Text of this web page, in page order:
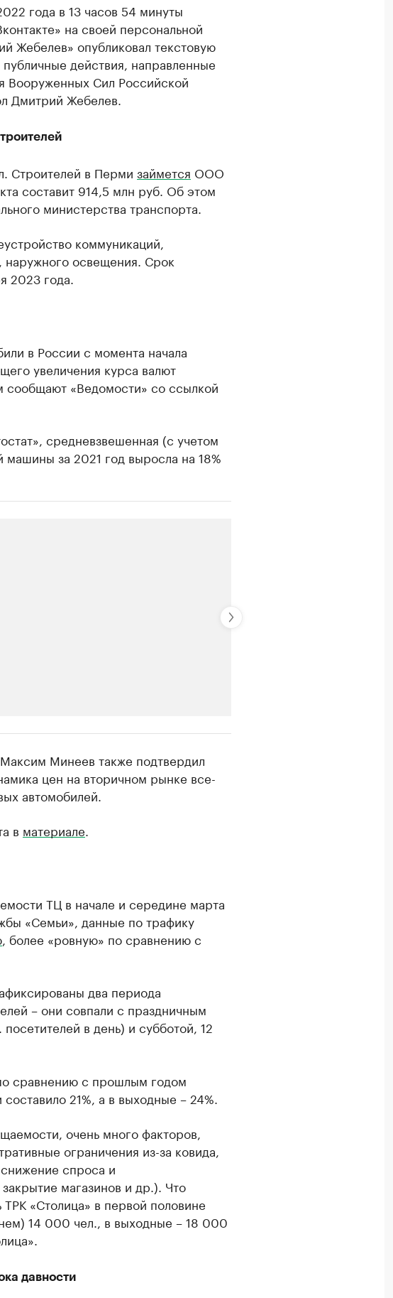
года в 13 часов 54 минуты
на своей персональной
Жебелев» опубликовал текстовую
действия, направленные
Вооруженных Сил Российской
Дмитрий Жебелев.
Строителей в Перми займется ООО
составит 914,5 млн руб. Об этом
министерства транспорта.
коммуникаций,
освещения. Срок
2023 года.
в России с момента начала
увеличения курса валют
сообщают «Ведомости» со ссылкой
средневзвешенная (с учетом
машины за 2021 год выросла на 18%
продавцы медийной продукции
Минеев также подтвердил
цен на вторичном рынке все-
автомобилей.
в материале
ТЦ в начале и середине марта
«Семьи», данные по трафику
, более «ровную» по сравнению с
два периода
– они совпали с праздничным
в день) и субботой, 12
сравнению с прошлым годом
21%, а в выходные – 24%.
очень много факторов,
ограничения из-за ковида,
спроса и
магазинов и др.). Что
«Столица» в первой половине
14 000 чел., в выходные – 18 000
давности